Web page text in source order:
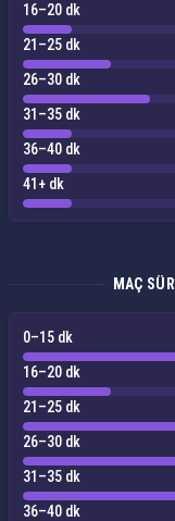
16–20 dk
21–25 dk
26–30 dk
31–35 dk
36–40 dk
41+ dk
MAÇ
0–15 dk
16–20 dk
21–25 dk
26–30 dk
31–35 dk
36–40 dk